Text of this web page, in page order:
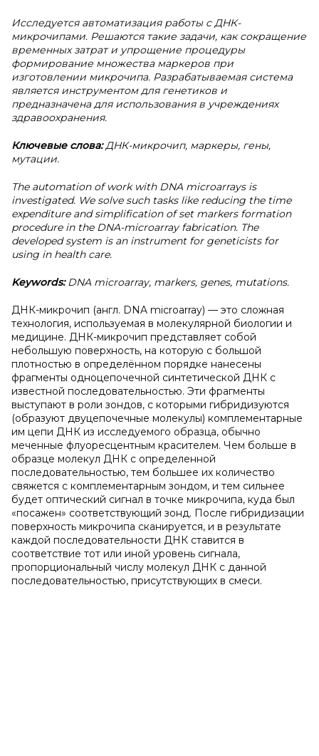
Исследуется автоматизация работы с ДНК-
микрочипами. Решаются такие задачи, как сокращение
временных затрат и упрощение процедуры
формирование множества маркеров при
изготовлении микрочипа. Разрабатываемая система
является инструментом для генетиков и
предназначена для использования в учреждениях
здравоохранения.
Ключевые слова:ДНК-микрочип, маркеры, гены,
мутации.
The automation of work with DNA microarrays is
investigated. We solve such tasks like reducing the time
expenditure and simplification of set markers formation
procedure in the DNA-microarray fabrication. The
developed system is an instrument for geneticists for
using in health care.
Keywords:DNA microarray, markers, genes, mutations.
ДНК-микрочип (англ. DNA microarray) — это сложная
технология, используемая в молекулярной биологии и
медицине. ДНК-микрочип представляет собой
небольшую поверхность, на которую с большой
плотностью в определённом порядке нанесены
фрагменты одноцепочечной синтетической ДНК с
известной последовательностью. Эти фрагменты
выступают в роли зондов, с которыми гибридизуются
(образуют двуцепочечные молекулы) комплементарные
им цепи ДНК из исследуемого образца, обычно
меченные флуоресцентным красителем. Чем больше в
образце молекул ДНК с определенной
последовательностью, тем большее их количество
свяжется с комплементарным зондом, и тем сильнее
будет оптический сигнал в точке микрочипа, куда был
«посажен» соответствующий зонд. После гибридизации
поверхность микрочипа сканируется, и в результате
каждой последовательности ДНК ставится в
соответствие тот или иной уровень сигнала,
пропорциональный числу молекул ДНК с данной
последовательностью, присутствующих в смеси.